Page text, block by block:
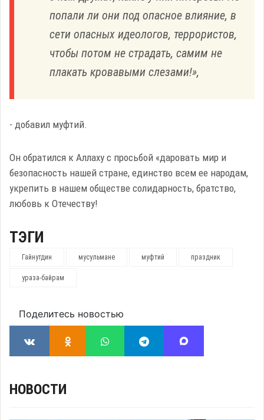
попали ли они под опасное влияние, в
сети опасных идеологов, террористов,
чтобы потом не страдать, самим не
плакать кровавыми слезами!»,
- добавил муфтий.
Он обратился к Аллаху с просьбой «даровать мир и
безопасность нашей стране, единство всем ее народам,
укрепить в нашем обществе солидарность, братство,
любовь к Отечеству!
ТЭГИ
Гайнутдин мусульмане муфтий праздник
ураза-байрам
Поделитесь новостью
НОВОСТИ